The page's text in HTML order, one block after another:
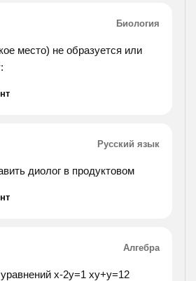
Биология
место) не образуется или
Русский язык
диолог в продуктовом
Алгебра
х-2у=1 ху+у=12